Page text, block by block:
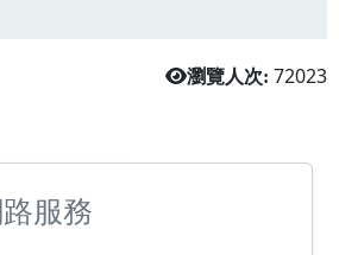
瀏覽人次: 72023
服務